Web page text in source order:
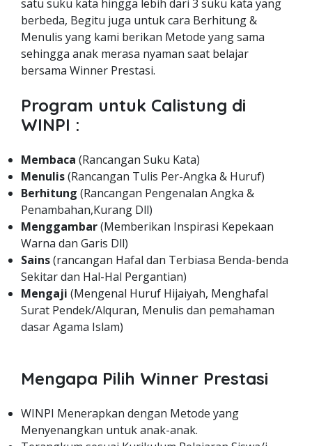
satu suku kata hingga lebih dari 3 suku kata yang
berbeda, Begitu juga untuk cara Berhitung &
Menulis yang kami berikan Metode yang sama
sehingga anak merasa nyaman saat belajar
bersama Winner Prestasi.
Program untuk Calistung di
WINPI :
Membaca (Rancangan Suku Kata)
Menulis(Rancangan Tulis Per-Angka & Huruf)
Berhitung (Rancangan Pengenalan Angka &
Penambahan,Kurang Dll)
Menggambar(Memberikan Inspirasi Kepekaan
Warna dan Garis Dll)
Sains(rancangan Hafal dan Terbiasa Benda-benda
Sekitar dan Hal-Hal Pergantian)
Mengaji (Mengenal Huruf Hijaiyah, Menghafal
Surat Pendek/Alquran, Menulis dan pemahaman
dasar Agama Islam)
Mengapa Pilih Winner Prestasi
WINPI Menerapkan dengan Metode yang
Menyenangkan untuk anak-anak.